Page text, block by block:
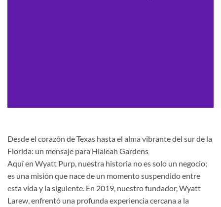
Desde el corazón de Texas hasta el alma vibrante del sur de la
Florida: un mensaje para Hialeah Gardens
Aquí en Wyatt Purp, nuestra historia no es solo un negocio;
es una misión que nace de un momento suspendido entre
esta vida y la siguiente. En 2019, nuestro fundador, Wyatt
Larew, enfrentó una profunda experiencia cercana a la